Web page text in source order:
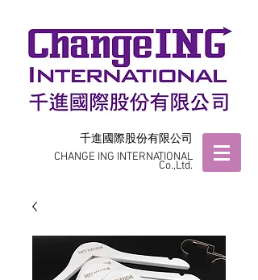
千進國際股份有限公司
CHANGE ING INTERNATIONAL
Co.,Ltd.